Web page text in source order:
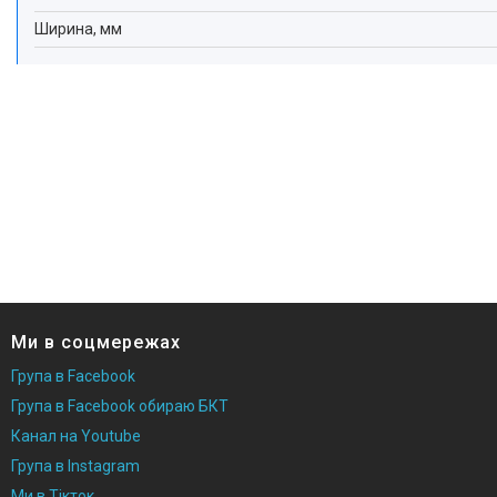
Ширина, мм
Ми в соцмережах
Група в Facebook
Група в Facebook обираю БКТ
Канал на Youtube
Група в Instagram